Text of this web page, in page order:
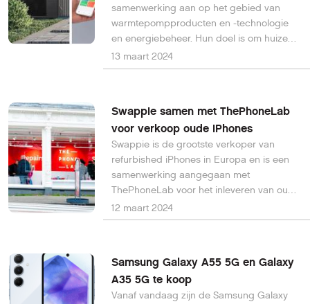
samenwerking aan op het gebied van
warmtepompproducten en -technologie
en energiebeheer. Hun doel is om huizen
koolstofvrij te maken en klanten te helpen
te besparen op energiekosten.
13 maart 2024
Swappie samen met ThePhoneLab
voor verkoop oude iPhones
Swappie is de grootste verkoper van
refurbished iPhones in Europa en is een
samenwerking aangegaan met
ThePhoneLab voor het inleveren van oude
smartphones.
12 maart 2024
Samsung Galaxy A55 5G en Galaxy
A35 5G te koop
Vanaf vandaag zijn de Samsung Galaxy